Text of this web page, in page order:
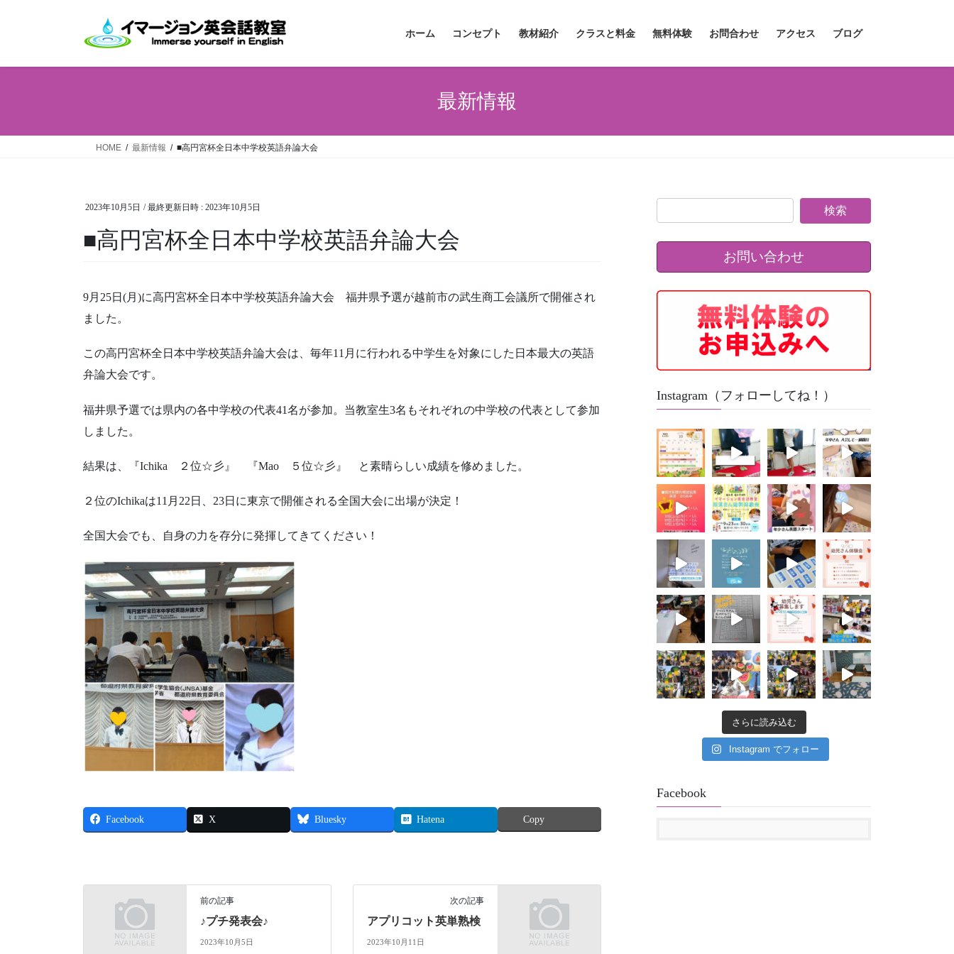
ホーム コンセプト 教材紹介 クラスと料金 無料体験 お問合わせ アクセス ブログ
最新情報
HOME 最新情報 ■高円宮杯全日本中学校英語弁論大会
2023年10月5日 / 最終更新日時 : 2023年10月5日
■高円宮杯全日本中学校英語弁論大会
9月25日(月)に高円宮杯全日本中学校英語弁論大会 福井県予選が越前市の武生商工会議所で開催され
ました。
この高円宮杯全日本中学校英語弁論大会は、毎年11月に行われる中学生を対象にした日本最大の英語
弁論大会です。
福井県予選では県内の各中学校の代表41名が参加。当教室生3名もそれぞれの中学校の代表として参加
しました。
結果は、『Ichika ２位☆彡』 『Mao ５位☆彡』 と素晴らしい成績を修めました。
２位のIchikaは11月22日、23日に東京で開催される全国大会に出場が決定！
全国大会でも、自身の力を存分に発揮してきてください！
Facebook X Bluesky Hatena Copy
前の記事
♪プチ発表会♪
2023年10月5日
次の記事
アプリコット英単熟検
2023年10月11日
お問い合わせ
Instagram（フォローしてね！）
さらに読み込む
Instagram でフォロー
Facebook